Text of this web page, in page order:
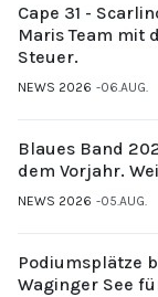
Cape 31 -
Maris Team mit
Steuer.
NEWS 2026 06.AUG.
Blaues Band
dem Vorjahr.
NEWS 2026 05.AUG.
Podiumsplätze
Waginger See